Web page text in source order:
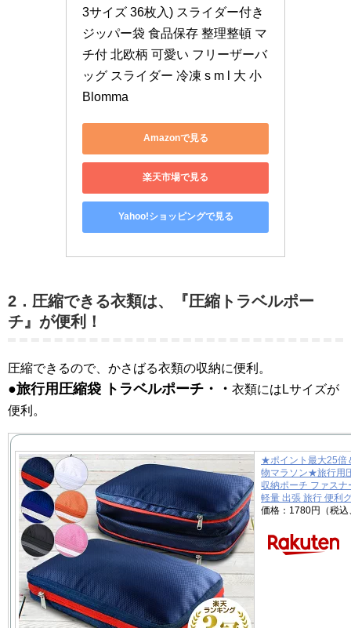
3サイズ 36枚入) スライダー付き
ジッパー袋 食品保存 整理整頓 マ
チ付 北欧柄 可愛い フリーザーバ
ッグ スライダー 冷凍 s m l 大 小
Blomma
Amazonで見る
楽天市場で見る
Yahoo!ショッピングで見る
2．圧縮できる衣類は、
『圧縮トラベルポー
チ』 が便利！
圧縮できるので、かさばる衣類の収納に便利。
●旅行用圧縮袋 トラベルポーチ・・ 衣類にはLサイズが
便利。
★ポイント最大25倍
物マラソン★旅行用
収納ポーチ ファス
軽量 出張 旅行 便利
価格：1780円（税